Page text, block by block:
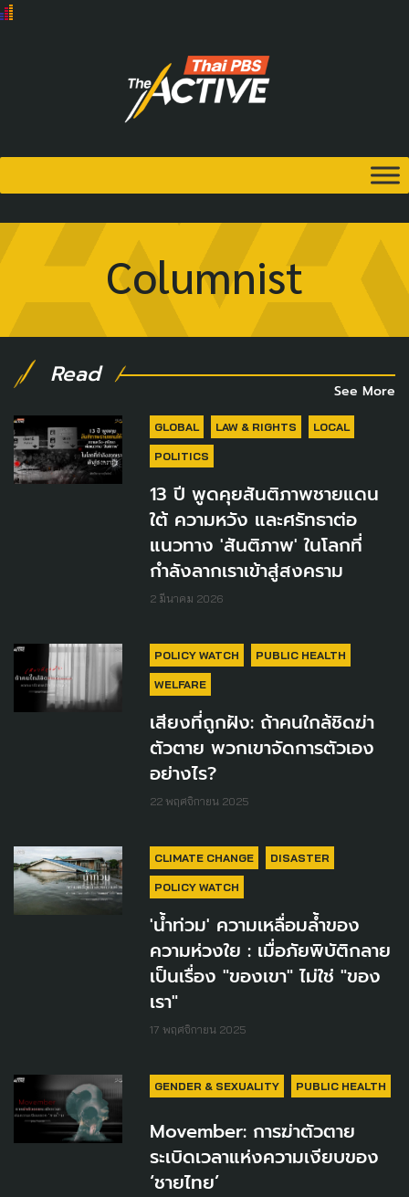
Columnist
Read
See More
GLOBAL LAW & RIGHTS LOCAL
POLITICS
13 ปี พูดคุยสันติภาพชายแดน
ใต้ ความหวัง และศรัทธาต่อ
แนวทาง 'สันติภาพ' ในโลกที่
กำลังลากเราเข้าสู่สงคราม
2 มีนาคม 2026
POLICY WATCH PUBLIC HEALTH
WELFARE
เสียงที่ถูกฝัง: ถ้าคนใกล้ชิดฆ่า
ตัวตาย พวกเขาจัดการตัวเอง
อย่างไร?
22 พฤศจิกายน 2025
CLIMATE CHANGE DISASTER
POLICY WATCH
'น้ำท่วม' ความเหลื่อมล้ำของ
ความห่วงใย : เมื่อภัยพิบัติกลาย
เป็นเรื่อง "ของเขา" ไม่ใช่ "ของ
เรา"
17 พฤศจิกายน 2025
GENDER & SEXUALITY PUBLIC HEALTH
Movember: การฆ่าตัวตาย
ระเบิดเวลาแห่งความเงียบของ
‘ชายไทย’